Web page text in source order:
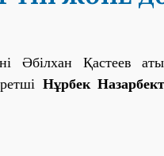
Әбілхан Қастеев
Нұрбек